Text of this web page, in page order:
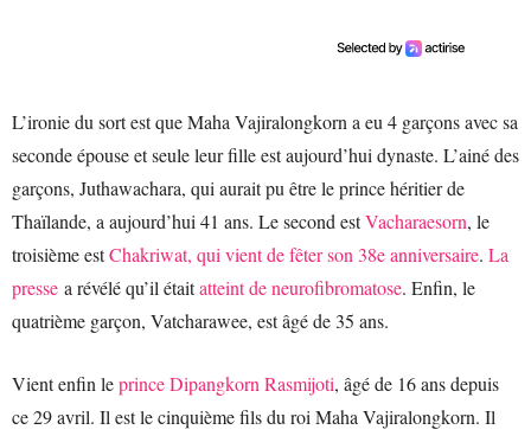
L’ironie du sort est que Maha Vajiralongkorn a eu 4 garçons avec sa
seconde épouse et seule leur fille est aujourd’hui dynaste. L’ainé des
garçons, Juthawachara, qui aurait pu être le prince héritier de
Thaïlande, a aujourd’hui 41 ans. Le second estVacharaesorn, le
troisième estChakriwat, qui vient de fêter son 38e anniversaire. La
presse a révélé qu’il étaitatteint de neurofibromatose. Enfin, le
quatrième garçon, Vatcharawee, est âgé de 35 ans.
Vient enfin leprince Dipangkorn Rasmijoti, âgé de 16 ans depuis
ce 29 avril. Il est le cinquième fils du roi Maha Vajiralongkorn. Il